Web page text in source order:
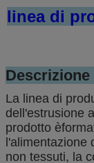
linea di
La linea di
dell'estrusione
prodotto è
l'alimentazione
non tessuti, la